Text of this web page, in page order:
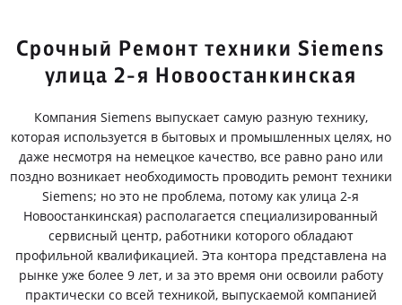
Срочный Ремонт техники Siemens
улица 2-я Новоостанкинская
Компания Siemens выпускает самую разную технику,
которая используется в бытовых и промышленных целях, но
даже несмотря на немецкое качество, все равно рано или
поздно возникает необходимость проводить ремонт техники
Siemens; но это не проблема, потому как улица 2-я
Новоостанкинская) располагается специализированный
сервисный центр, работники которого обладают
профильной квалификацией. Эта контора представлена на
рынке уже более 9 лет, и за это время они освоили работу
практически со всей техникой, выпускаемой компанией